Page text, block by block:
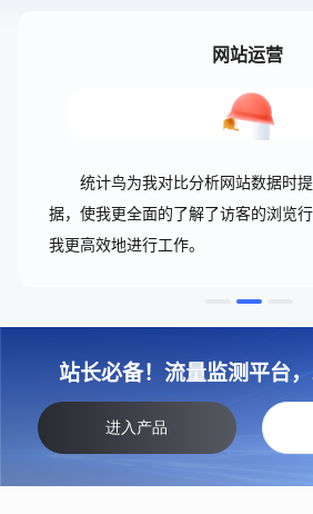
网站运营
统计鸟为我对比分析网站数据时
据，使我更全面的了解了访客的浏览
我更高效地进行工作。
站长必备！流量监测平台
进入产品